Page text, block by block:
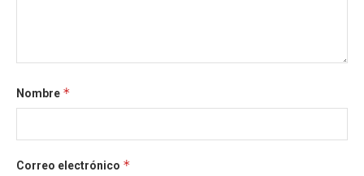
Nombre *
Correo electrónico *